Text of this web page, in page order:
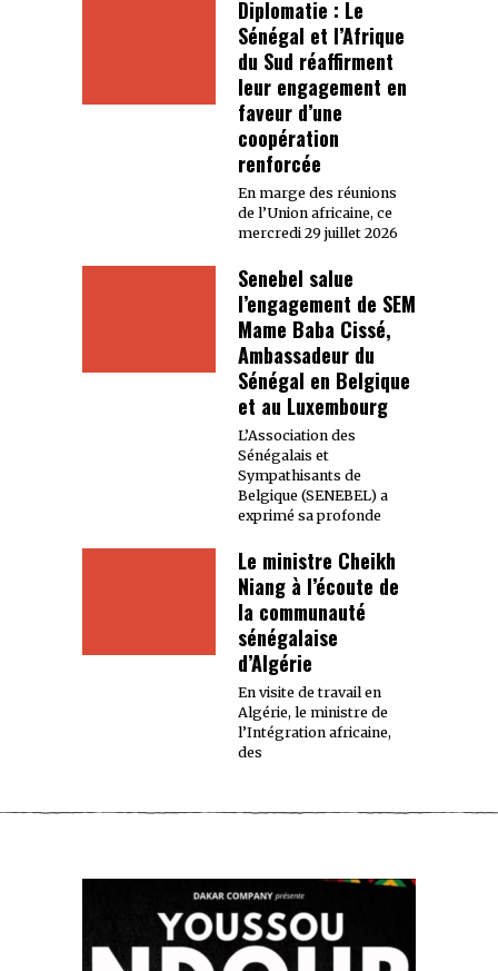
Diplomatie : Le
Sénégal et l’Afrique
du Sud réaffirment
leur engagement en
faveur d’une
coopération
renforcée
En marge des réunions
de l’Union africaine, ce
mercredi 29 juillet 2026
Senebel salue
l’engagement de SEM
Mame Baba Cissé,
Ambassadeur du
Sénégal en Belgique
et au Luxembourg
L’Association des
Sénégalais et
Sympathisants de
Belgique (SENEBEL) a
exprimé sa profonde
Le ministre Cheikh
Niang à l’écoute de
la communauté
sénégalaise
d’Algérie
En visite de travail en
Algérie, le ministre de
l’Intégration africaine,
des